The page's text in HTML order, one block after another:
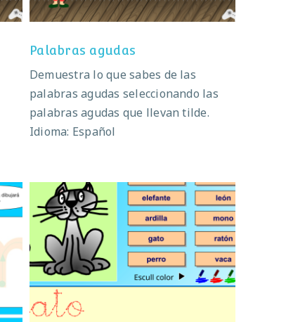
Palabras agudas
Demuestra lo que sabes de las
palabras agudas seleccionando las
palabras agudas que llevan tilde.
Idioma: Español
Escribimos palabras